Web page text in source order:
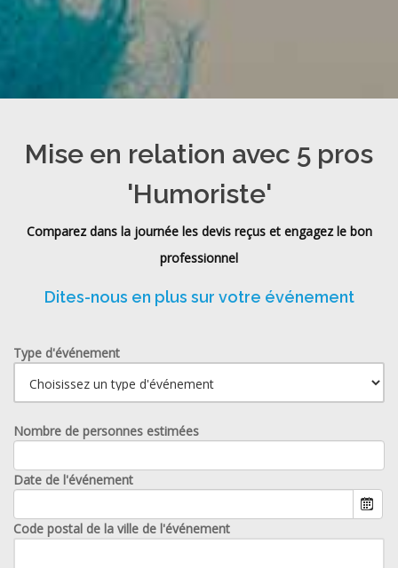
Mise en relation avec 5 pros
'Humoriste'
Comparez dans la journée les devis reçus et engagez le bon
professionnel
Dites-nous en plus sur votre événement
Type d'événement
Nombre de personnes estimées
Date de l'événement
Code postal de la ville de l'événement